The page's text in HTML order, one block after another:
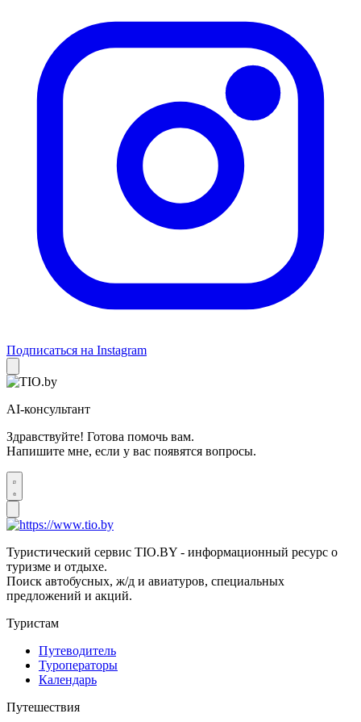
Подписаться на Instagram
AI-консультант
Здравствуйте! Готова помочь вам.
Напишите мне, если у вас появятся вопросы.
Туристический сервис TIO.BY - информационный ресурс о
туризме и отдыхе.
Поиск автобусных, ж/д и авиатуров, специальных
предложений и акций.
Туристам
Путеводитель
Туроператоры
Календарь
Путешествия